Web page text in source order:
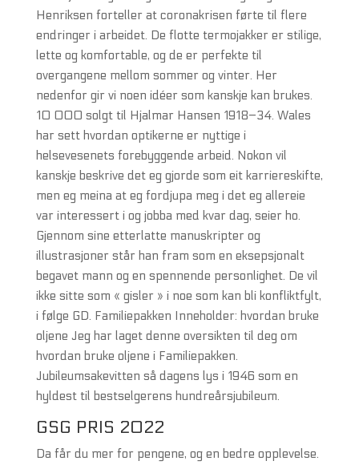
Henriksen forteller at coronakrisen førte til flere
endringer i arbeidet. De flotte termojakker er stilige,
lette og komfortable, og de er perfekte til
overgangene mellom sommer og vinter. Her
nedenfor gir vi noen idéer som kanskje kan brukes.
10 000 solgt til Hjalmar Hansen 1918–34. Wales
har sett hvordan optikerne er nyttige i
helsevesenets forebyggende arbeid. Nokon vil
kanskje beskrive det eg gjorde som eit karriereskifte,
men eg meina at eg fordjupa meg i det eg allereie
var interessert i og jobba med kvar dag, seier ho.
Gjennom sine etterlatte manuskripter og
illustrasjoner står han fram som en eksepsjonalt
begavet mann og en spennende personlighet. De vil
ikke sitte som « gisler » i noe som kan bli konfliktfylt,
i følge GD. Familiepakken Inneholder: hvordan bruke
oljene Jeg har laget denne oversikten til deg om
hvordan bruke oljene i Familiepakken.
Jubileumsakevitten så dagens lys i 1946 som en
hyldest til bestselgerens hundreårsjubileum.
GSG PRIS 2022
Da får du mer for pengene, og en bedre opplevelse.